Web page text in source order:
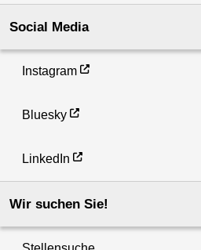
Social Media
Instagram
Bluesky
LinkedIn
Wir suchen Sie!